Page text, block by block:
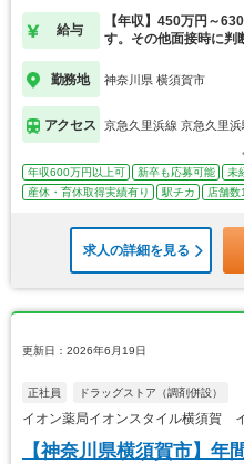
給与
【年収】450万円～
す。その他面接時に判
勤務地 神奈川県 横須賀市
アクセス 京急久里浜線 京急久里浜
年収600万円以上可 新卒も応募可能 未
産休・育休取得実績有り
駅チカ 店舗数
求人の詳細を見る
更新日：2026年6月19日
正社員 ドラッグストア（調剤併設）
イオン薬局イオンスタイル横須賀
【神奈川県横須賀市】